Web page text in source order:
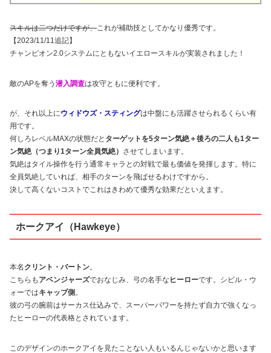
スキルは二つだけですが、これが補助技としてかなり優秀です。
【2023/11/11追記】
チャンピオン2.0システムにともないイエロースキルが実装されました！
敵のAPを奪う 潜入調査は攻守ともに便利です。
が、それ以上にウィドウズ・スティングは中盤にも活躍させられるくらい有
用です。
何しろレベルMAXの状態だと ターゲットを5ターン気絶＋後ろの二人も1ター
ン気絶（つまり1ターン全員気絶） させてしまいます。
気絶はタイル操作を行う通常キャラとの対戦で最も価値を発揮します。特に
全員気絶していれば、相手のターンを飛ばせるわけですから。
決して高くないコストでこれはきわめて優秀な効果だといえます。
ホークアイ（Hawkeye）
本名 クリント・バートン。
こちらも アベンジャーズでおなじみ、弓の名手な ヒーローです。シビル・ウ
ォーではキャップ側 。
彼の弓の腕前はサーカス仕込みで、スーパーパワーを持たず自力で強くなっ
たヒーローの代表格とされています。
このデザインのホークアイを見たことない人もいるんじゃないかと思います